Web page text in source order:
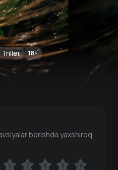
Triller 18+
berishda yaxshiroq
6 7 8 9 10
6 7 8 9 10